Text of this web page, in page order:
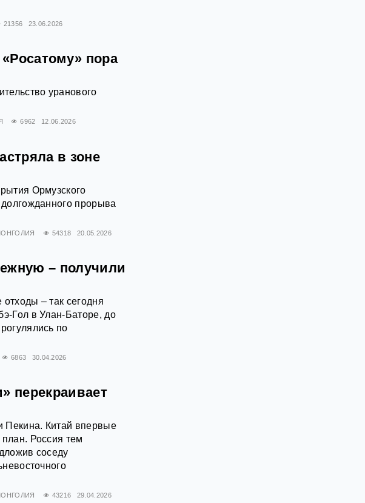
21356 23.06.2026
пора
уранового
6962 12.06.2026
в зоне
Ормузского
прорыва
54318 20.05.2026
– получили
– так сегодня
Гол в Улан‑Баторе, до
по
6863 30.04.2026
перекраивает
Пекина. Китай впервые
Россия тем
соседу
43216 29.04.2026